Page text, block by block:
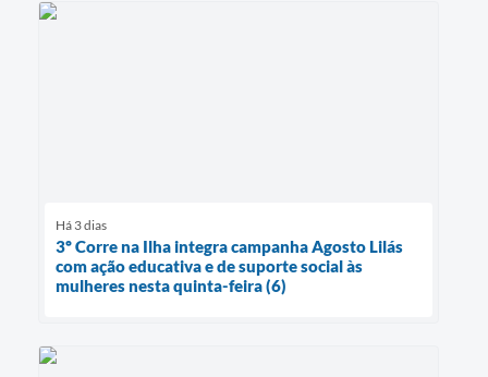
Há 3 dias
3º Corre na Ilha integra campanha Agosto Lilás
com ação educativa e de suporte social às
mulheres nesta quinta-feira (6)